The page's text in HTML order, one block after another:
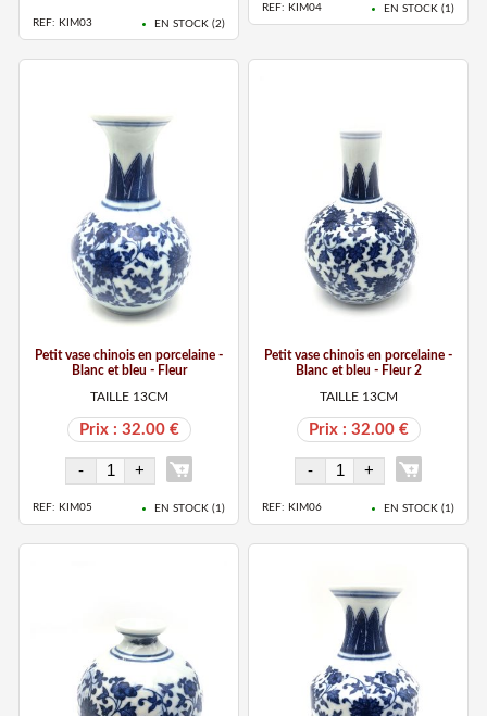
REF: KIM03 EN STOCK (2)
REF: KIM04 EN STOCK ( 1 )
Petit vase chinois en porcelaine -
Blanc et bleu - Fleur
TAILLE 13CM
Prix : 32.00 €
REF: KIM05 EN STOCK ( 1 )
Petit vase chinois en porcelaine -
Blanc et bleu - Fleur 2
TAILLE 13CM
Prix : 32.00 €
REF: KIM06 EN STOCK ( 1 )